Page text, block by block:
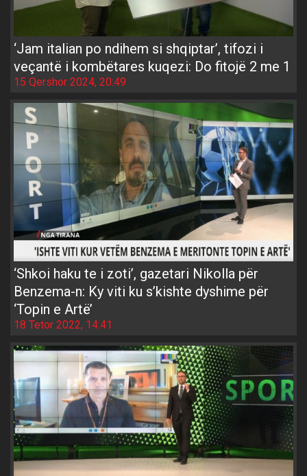
‘Jam italian po ndihem si shqiptar’, tifozi i
veçantë i kombëtares kuqezi: Do fitojë 2 me 1
15 Qershor 2024, 20:49
‘Shkoi haku te i zoti’, gazetari Nikolla për
Benzema-n: Ky viti ku s’kishte dyshime për
‘Topin e Artë’
18 Tetor 2022, 14:41